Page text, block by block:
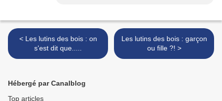
< Les lutins des bois : on
s'est dit que.....
Les lutins des bois : garçon
ou fille ?! >
Hébergé par Canalblog
Top articles